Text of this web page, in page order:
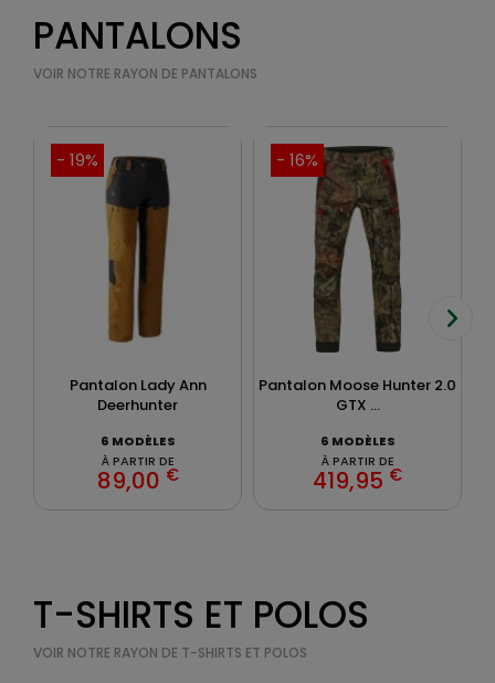
PANTALONS
VOIR NOTRE RAYON DE PANTALONS
- 19%
Pantalon Lady Ann
Deerhunter
6 MODÈLES
À PARTIR DE
89,00 €
- 16%
Pantalon Moose Hunter 2.0
GTX ...
6 MODÈLES
À PARTIR DE
419,95 €
T-SHIRTS ET POLOS
VOIR NOTRE RAYON DE T-SHIRTS ET POLOS